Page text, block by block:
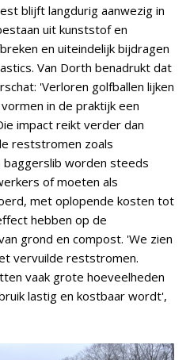
blijft langdurig aanwezig in
uit kunststof en
en uiteindelijk bijdragen
Van Dorth benadrukt dat
'Verloren golfballen lijken
in de praktijk een
impact reikt verder dan
reststromen zoals
worden steeds
of moeten als
met oplopende kosten tot
hebben op de
grond en compost. 'We zien
vervuilde reststromen.
vaak grote hoeveelheden
lastig en kostbaar wordt',